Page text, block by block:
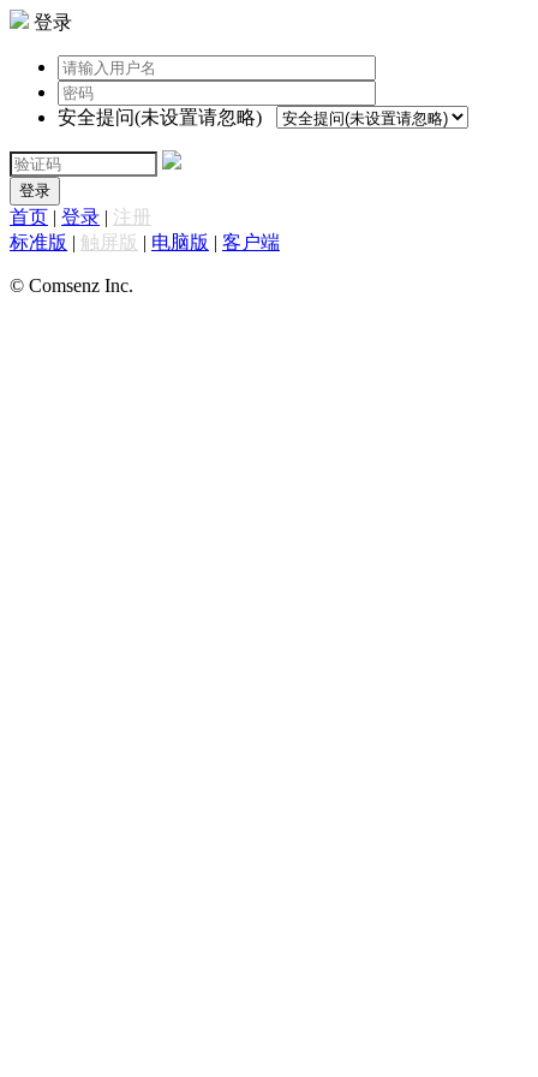
登录
安全提问(未设置请忽略)
登录
首页 | 登录 | 注册
标准版 | 触屏版 | 电脑版 | 客户端
© Comsenz Inc.